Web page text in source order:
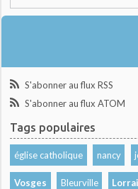
S'abonner au flux RSS
S'abonner au flux ATOM
Tags populaires
église catholique nancy
Vosges Bleurville